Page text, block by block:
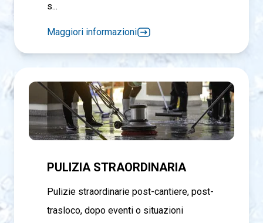
s...
Maggiori informazioni
PULIZIA STRAORDINARIA
Pulizie straordinarie post-cantiere, post-
trasloco, dopo eventi o situazioni